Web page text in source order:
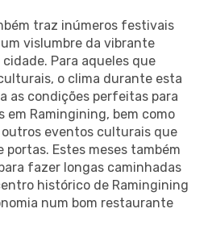
traz inúmeros festivais
vislumbre da vibrante
Para aqueles que
o clima durante esta
as condições perfeitas para
em Ramingining, bem como
outros eventos culturais que
portas. Estes meses também
fazer longas caminhadas
histórico de Ramingining
num bom restaurante